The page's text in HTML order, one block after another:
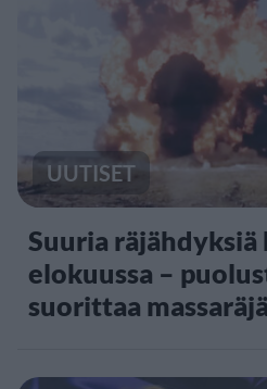
UUTISET
Suuria räjähdyksiä
elokuussa –
suorittaa